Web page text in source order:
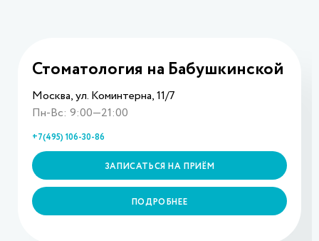
Стоматология на Бабушкинской
Москва, ул. Коминтерна, 11/7
Пн-Вс: 9:00—21:00
+7(495) 106-30-86
ЗАПИСАТЬСЯ НА ПРИЁМ
ПОДРОБНЕЕ